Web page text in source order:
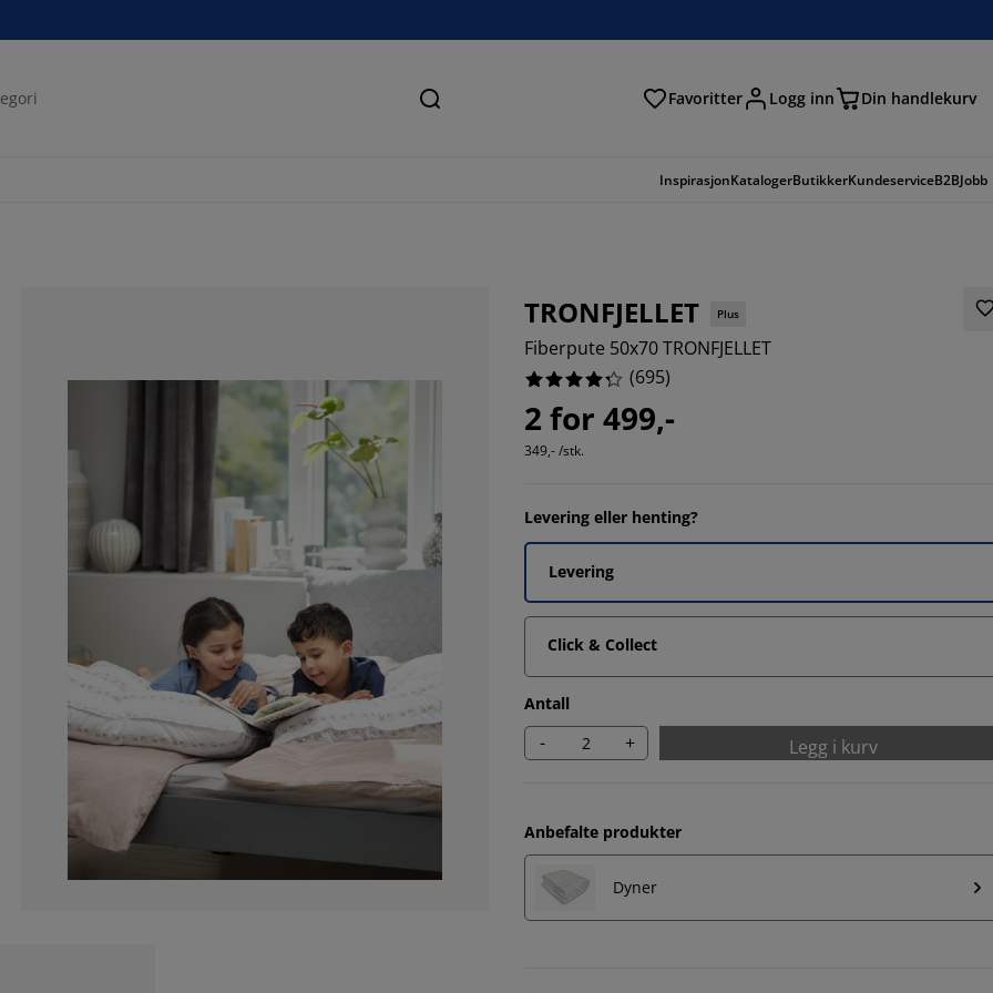
Søk Favoritter Logg inn Din handlekurv
InspirasjonKatalogerButikkerKundeserviceB2BJobb
TRONFJELLET Plus
Fiberpute 50x70 TRONFJELLET
(695)
2 for 499,-
349,- /stk.
Levering eller henting?
Levering
Click & Collect
Antall
- + Legg i kurv
Anbefalte produkter
Dyner
70.07194244604317%
13.381294964028779%
5.0359712230215825%
8.776978417266188%